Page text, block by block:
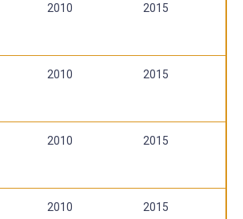
2010 2015
2010 2015
2010 2015
2010 2015